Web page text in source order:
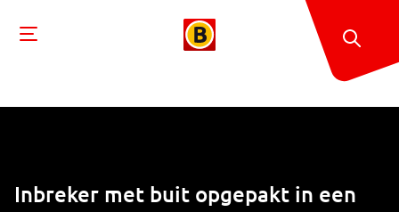
Inbreker met buit opgepakt in een